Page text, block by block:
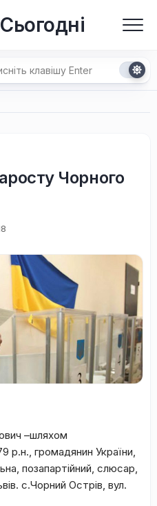
Чорного
–шляхом
р.н., громадянин України,
позапартійний, слюсар,
с.Чорний Острів, вул.